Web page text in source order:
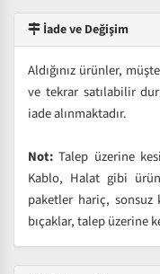
İade ve Değişim
Aldığınız ürünler,
ve tekrar satılabilir
iade alınmaktadır.
Not: Talep üzerine
Kablo, Halat gibi
paketler hariç, sonsuz
bıçaklar, talep üzerine